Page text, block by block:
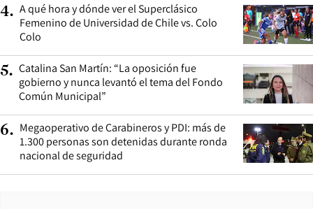
4. A qué hora y dónde ver el Superclásico
Femenino de Universidad de Chile vs. Colo
Colo
5. Catalina San Martín: “La oposición fue
gobierno y nunca levantó el tema del Fondo
Común Municipal”
6. Megaoperativo de Carabineros y PDI: más de
1.300 personas son detenidas durante ronda
nacional de seguridad